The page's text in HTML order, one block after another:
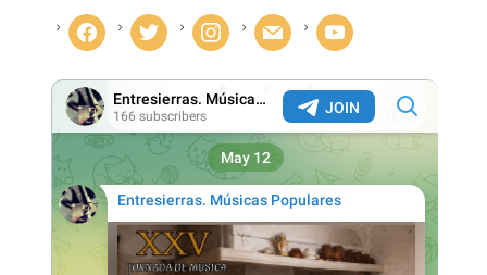
facebook twitter instagram mail youtube